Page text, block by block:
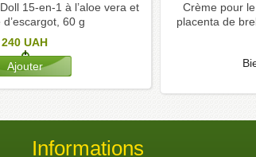
15-en-1 à l’aloe vera et
d’escargot, 60 g
240 UAH
Crème pour
placenta de
Informations